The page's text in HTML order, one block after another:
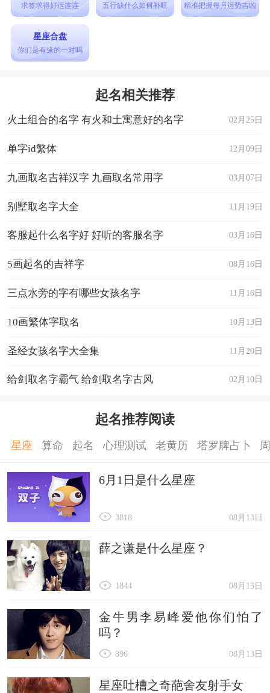
向快乐出发
为未来付出
寓意重新开始的网名
涅槃重生、破茧成蝶、重生之翼等网名。
1、涅槃重生：这个网名寓意着在经历过痛苦的磨
2、破茧成蝶：这个网名寓意着挣脱过去的束缚，
像蝴蝶一样破茧而出，迎接新的生活。
以上就是表示重新开始的网名，寓意重新开始的网
名的具体内容。
求签求得好运连连 五行缺什么如何补旺 精准把握每月运势吉凶
星座合盘
你们是有缘的一对吗
起名相关推荐
02月25日
火土组合的名字 有火和土寓意好的名字
12月09日
单字id繁体
03月07日
九画取名吉祥汉字 九画取名常用字
11月19日
别墅取名字大全
03月16日
客服起什么名字好 好听的客服名字
08月16日
5画起名的吉祥字
11月16日
三点水旁的字有哪些女孩名字
10月13日
10画繁体字取名
11月20日
圣经女孩名字大全集
02月10日
给剑取名字霸气 给剑取名字古风
起名推荐阅读
星座 算命 起名 心理测试 老黄历 塔罗牌占卜
6月1日是什么星座
08月13日
3818
薛之谦是什么星座？
08月13日
1844
金牛男李易峰爱他你们怕了
吗？
08月13日
896
星座吐槽之奇葩舍友射手女